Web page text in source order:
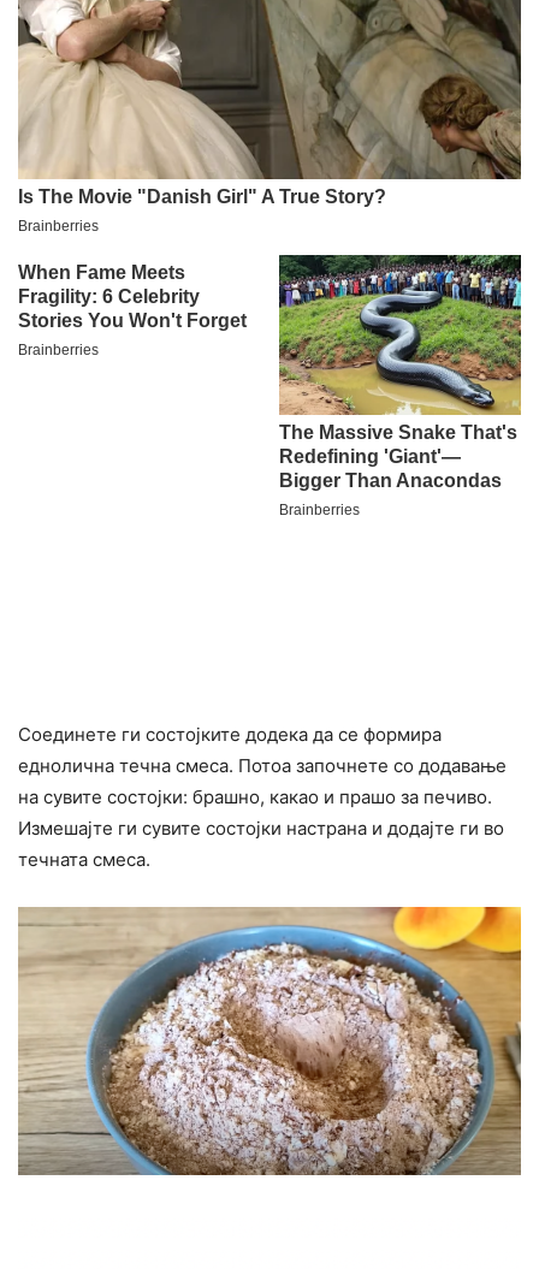
Соединете ги состојките додека да се формира
еднолична течна смеса. Потоа започнете со додавање
на сувите состојки: брашно, какао и прашо за печиво.
Измешајте ги сувите состојки настрана и додајте ги во
течната смеса.